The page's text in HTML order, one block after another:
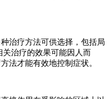
治疗方法可供选择，包括局
治疗的效果可能因人而
法才能有效地控制症状。